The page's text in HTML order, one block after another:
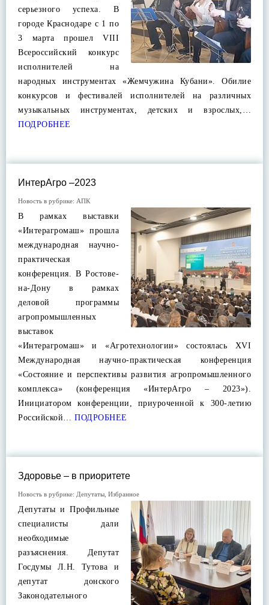
серьезного успеха. В
городе Краснодаре с 1 по
3 марта прошел VIII
Всероссийский конкурс
исполнителей на
народных инструментах «Жемчужина Кубани». Обилие
конкурсов и фестивалей исполнителей на различных
музыкальных инструментах, детских и взрослых,…
ПОДРОБНЕЕ
ИнтерАгро –2023
Новость в рубрике: АПК
В рамках выставки
«Интерагромаш» прошла
международная научно-
практическая
конференция. В Ростове-
на-Дону в рамках
деловой программы
агропромышленных
выставок
«Интерагромаш» и «Агротехнологии» состоялась XVI
Международная научно-практическая конференция
«Состояние и перспективы развития агропромышленного
комплекса» (конференция «ИнтерАгро – 2023»).
Инициатором конференции, приуроченной к 300-летию
Российской… ПОДРОБНЕЕ
Здоровье – в приоритете
Новость в рубрике: Депутаты Избранное
Депутаты и Профильные
специалисты дали
необходимые
разъяснения. Депутат
Госдумы Л.Н. Тутова и
депутат донского
Законодательного